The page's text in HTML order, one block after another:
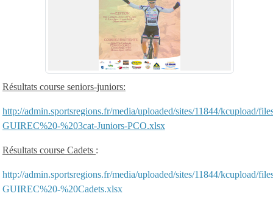
Résultats course seniors-juniors:
http://admin.sportsregions.fr/media/uploaded/sites/11844/kcupload/
GUIREC%20-%203cat-Juniors-PCO.xlsx
Résultats course Cadets :
http://admin.sportsregions.fr/media/uploaded/sites/11844/kcupload/
GUIREC%20-%20Cadets.xlsx